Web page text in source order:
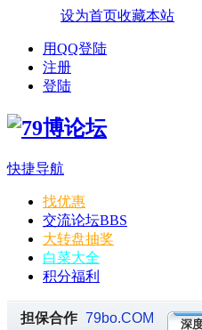
设为首页收藏本站
用QQ登陆
注册
登陆
快捷导航
找优惠
交流论坛BBS
大转盘抽奖
白菜大全
积分福利